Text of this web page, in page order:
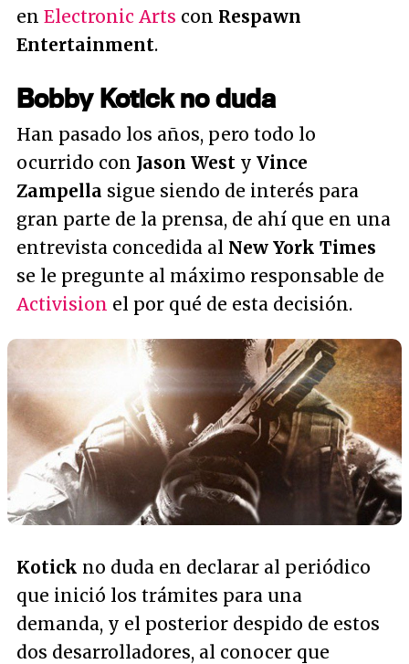
en Electronic Arts con Respawn
Entertainment.
Bobby Kotick no duda
Han pasado los años, pero todo lo
ocurrido con Jason West y Vince
Zampella sigue siendo de interés para
gran parte de la prensa, de ahí que en una
entrevista concedida al New York Times
se le pregunte al máximo responsable de
Activision el por qué de esta decisión.
Kotick no duda en declarar al periódico
que inició los trámites para una
demanda, y el posterior despido de estos
dos desarrolladores, al conocer que